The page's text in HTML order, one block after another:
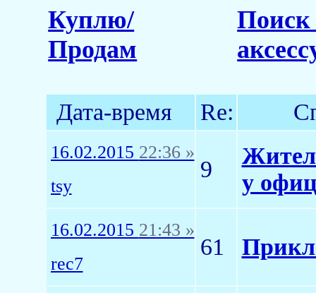
Куплю/
Продам
Поиск
Дата-время Re:
16.02.2015 22:36 »
tsy
9
у
16.02.2015 21:43 »
rec7
61